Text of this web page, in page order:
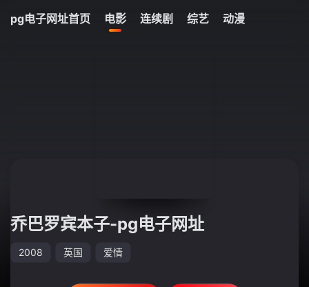
pg电子网址首页 电影 连续剧 综艺 动漫
乔巴罗宾本子-pg电子网址
2008 英国 爱情